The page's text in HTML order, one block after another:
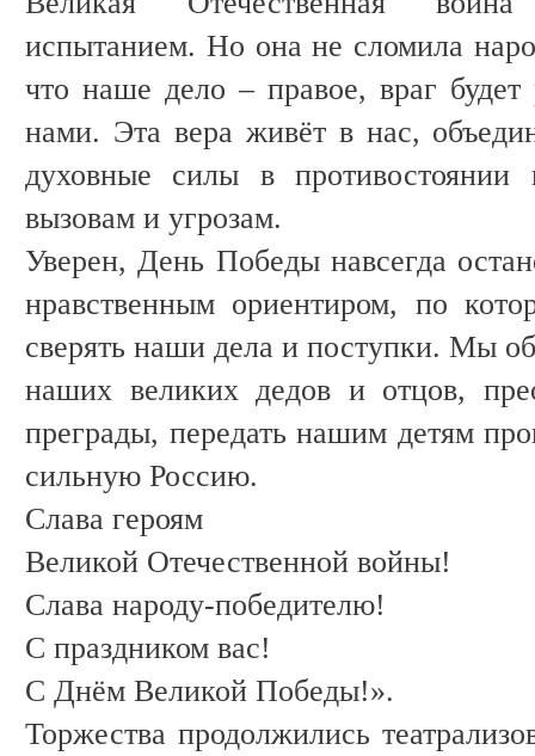
испытанием. Но она не сломила
что наше дело – правое, враг будет
нами. Эта вера живёт в нас,
духовные силы в противостоянии
вызовам и угрозам.
Уверен, День Победы навсегда
нравственным ориентиром, по
сверять наши дела и поступки. Мы
наших великих дедов и отцов,
преграды, передать нашим детям
сильную Россию.
Слава героям
Великой Отечественной войны!
Слава народу-победителю!
С праздником вас!
С Днём Великой Победы!».
Торжества продолжились